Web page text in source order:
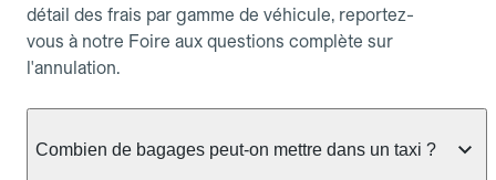
détail des frais par gamme de véhicule, reportez-
vous à notre Foire aux questions complète sur
l'annulation.
Combien de bagages peut-on mettre dans un taxi ?